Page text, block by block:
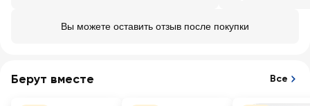
Вы можете оставить отзыв после покупки
Берут вместе Все